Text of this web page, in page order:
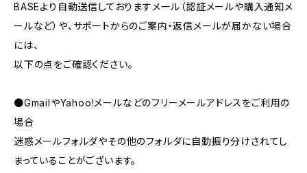
BASEより自動送信しておりますメール（認証メールや購入通知メ
ールなど）や、サポートからのご案内・返信メールが届かない場合
には、
以下の点をご確認ください。
●GmailやYahoo!メールなどのフリーメールアドレスをご利用の
場合
迷惑メールフォルダやその他のフォルダに自動振り分けされてし
まっていることがございます。